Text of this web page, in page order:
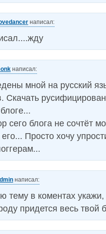
написал:
написал:
мной на русский
Скачать
сего блога не сочтёт
Просто хочу
написал:
тему в коментах укажи,
придется весь твой